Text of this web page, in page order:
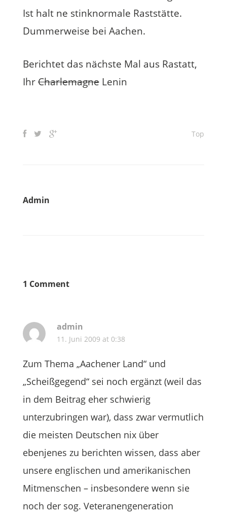
Ist halt ne stinknormale Raststätte.
Dummerweise bei Aachen.
Berichtet das nächste Mal aus Rastatt,
IhrCharlemagneLenin
Top
Admin
1 Comment
admin
11. Juni 2009 at 0:38
Zum Thema „Aachener Land“ und
„Scheißgegend“ sei noch ergänzt (weil das
in dem Beitrag eher schwierig
unterzubringen war), dass zwar vermutlich
die meisten Deutschen nix über
ebenjenes zu berichten wissen, dass aber
unsere englischen und amerikanischen
Mitmenschen – insbesondere wenn sie
noch der sog. Veteranengeneration